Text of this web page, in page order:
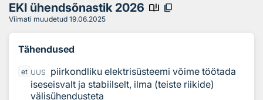
EKI ühendsõnastik 2026 book_ribbon content_copy
Viimati muudetud 19.06.2025
Tähendused
et UUS
piirkondliku elektrisüsteemi võime töötada
iseseisvalt ja stabiilselt, ilma (teiste riikide)
välisühendusteta